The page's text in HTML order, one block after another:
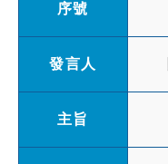
序號
發言人
主旨